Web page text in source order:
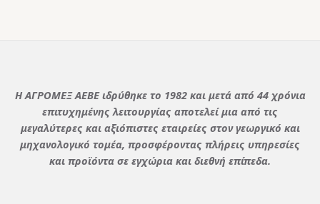
Η ΑΓΡΟΜΕΞ ΑΕΒΕ ιδρύθηκε το 1982 και μετά από 44 χρόνια
επιτυχημένης λειτουργίας αποτελεί μια από τις
μεγαλύτερες και αξιόπιστες εταιρείες στον γεωργικό και
μηχανολογικό τομέα, προσφέροντας πλήρεις υπηρεσίες
και προϊόντα σε εγχώρια και διεθνή επίπεδα.